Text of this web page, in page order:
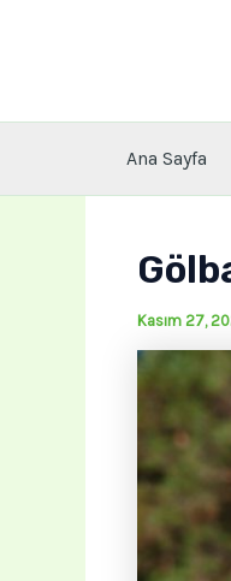
Ana Sayfa
Kasım 27,